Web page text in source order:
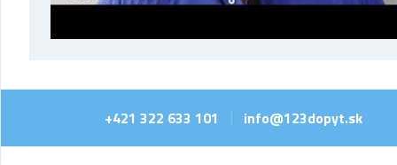
+421 322 633 101 info@123dopyt.sk